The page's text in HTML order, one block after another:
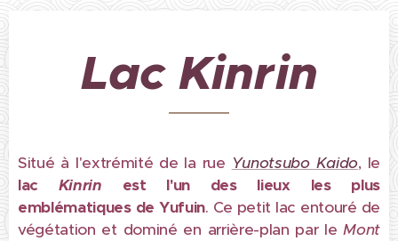
Lac Kinrin
Situé à l'extrémité de la rue Yunotsubo Kaido, le
lac Kinrin
est l'un des lieux les plus
emblématiques de Yufuin. Ce petit lac entouré de
végétation et dominé en arrière-plan par leMont